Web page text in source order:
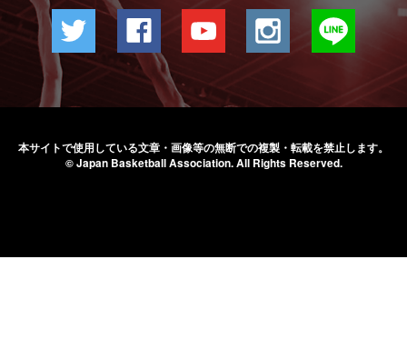
本サイトで使用している文章・画像等の無断での複製・転載を禁止します。
© Japan Basketball Association.All Rights Reserved.